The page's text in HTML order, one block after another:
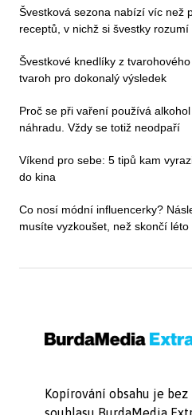
Švestková sezona nabízí víc než
receptů, v nichž si švestky
Švestkové knedlíky z
tvaroh pro dokonalý výsledek
Proč se při vaření používá
náhradu. Vždy se totiž neodpaří
Víkend pro sebe: 5 tipů kam
do kina
Co nosí módní influencerky?
musíte vyzkoušet, než skončí léto
Kopírování obsahu je